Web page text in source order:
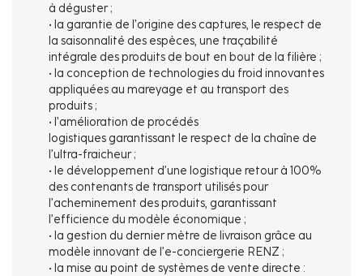
à déguster ;
• la garantie de l’origine des captures, le respect de
la saisonnalité des espèces, une traçabilité
intégrale des produits de bout en bout de la filière ;
• la conception de technologies du froid innovantes
appliquées au mareyage et au transport des
produits ;
• l’amélioration de procédés
logistiques garantissant le respect de la chaîne de
l’ultra-fraicheur ;
• le développement d’une logistique retour à 100%
des contenants de transport utilisés pour
l’acheminement des produits, garantissant
l’efficience du modèle économique ;
• la gestion du dernier mètre de livraison grâce au
modèle innovant de l’e-conciergerie RENZ ;
• la mise au point de systèmes de vente directe :